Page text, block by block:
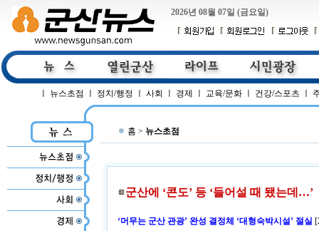
2026년 08월 07일 (금요일)
뉴스초점 정치/행정 사회 경제 교육/문화 건강/스포츠
홈 > 뉴스초점
군산에 ‘콘도’ 등 ‘들어설 때 됐는데…’
‘머무는 군산 관광’ 완성 결정체 ‘대형숙박시설’ 절실 [